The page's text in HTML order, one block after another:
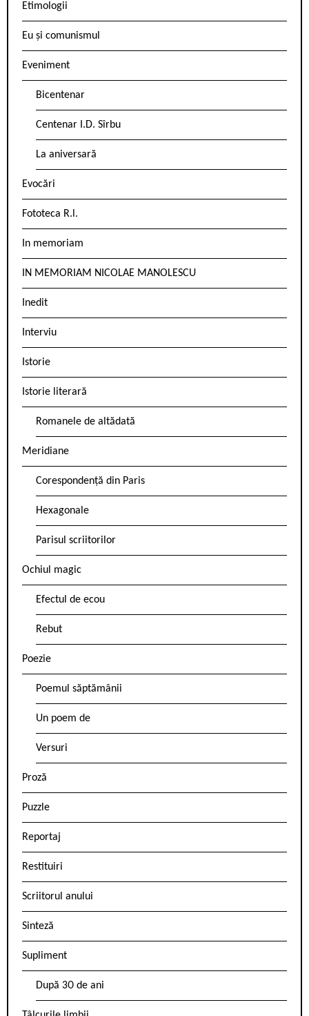
Etimologii
Eu și comunismul
Eveniment
Bicentenar
Centenar I.D. Sîrbu
La aniversară
Evocări
Fototeca R.l.
In memoriam
IN MEMORIAM NICOLAE MANOLESCU
Inedit
Interviu
Istorie
Istorie literară
Romanele de altădată
Meridiane
Corespondență din Paris
Hexagonale
Parisul scriitorilor
Ochiul magic
Efectul de ecou
Rebut
Poezie
Poemul săptămânii
Un poem de
Versuri
Proză
Puzzle
Reportaj
Restituiri
Scriitorul anului
Sinteză
Supliment
După 30 de ani